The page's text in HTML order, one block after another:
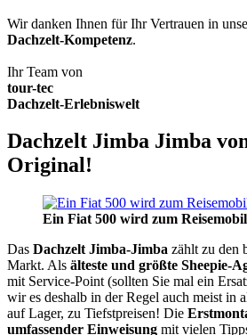
Wir danken Ihnen für Ihr Vertrauen in
Dachzelt-Kompetenz.
Ihr Team von
tour-tec
Dachzelt-Erlebniswelt
Dachzelt Jimba Jimba
Original!
Ein Fiat 500 wird zum
Das Dachzelt Jimba-Jimba zählt zu den
Markt. Als älteste und größte Sheepie-
mit Service-Point (sollten Sie mal ein
wir es deshalb in der Regel auch meist in
auf Lager, zu Tiefstpreisen! Die
umfassender Einweisung mit vielen